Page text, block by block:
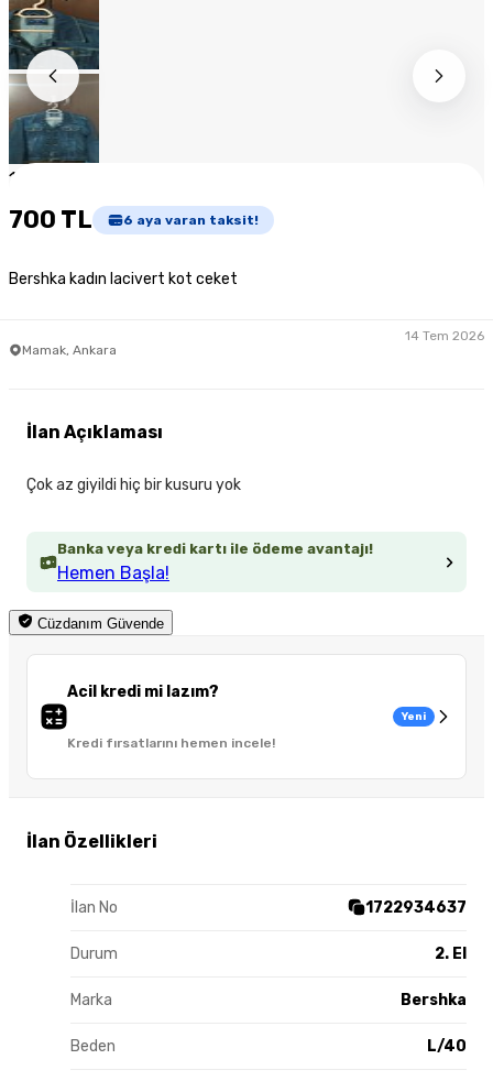
1
700 TL 6 aya varan taksit!
Bershka kadın lacivert kot ceket
Mamak, Ankara
14 Tem 2026
Banka veya kredi kartı ile ödeme avantajı!
Hemen Başla!
Cüzdanım Güvende
Acil kredi mi lazım?
Kredi fırsatlarını hemen incele!
Yeni
İlan Özellikleri
İlan No 1722934637
Durum 2. El
Marka Bershka
Beden L/40
İlan Açıklaması
Çok az giyildi hiç bir kusuru yok